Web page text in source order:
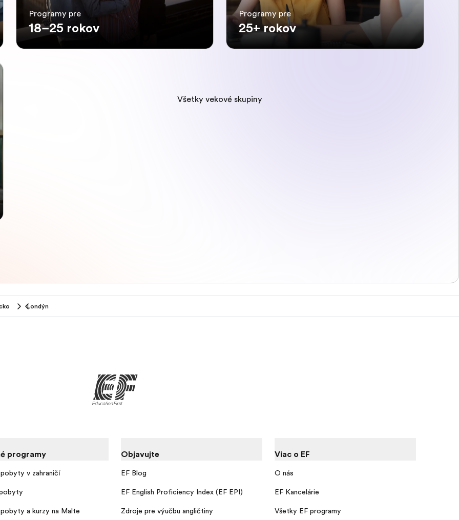
Programy pre
18–25 rokov
Programy pre
25+ rokov
Všetky vekové skupiny
Londýn
programy
v zahraničí
a kurzy na Malte
Objavujte
EF Blog
EF English Proficiency Index (EF EPI)
Zdroje pre výučbu angličtiny
Viac o EF
O nás
EF Kancelárie
Všetky EF programy